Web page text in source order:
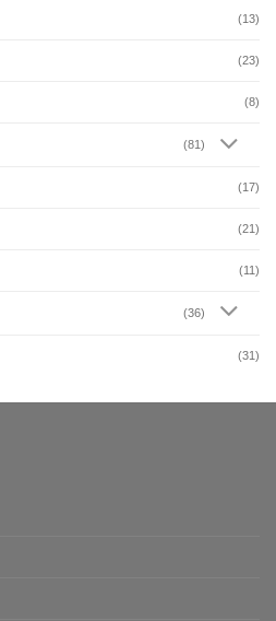
(13)
(23)
(8)
(81)
(17)
(21)
(11)
(36)
(31)